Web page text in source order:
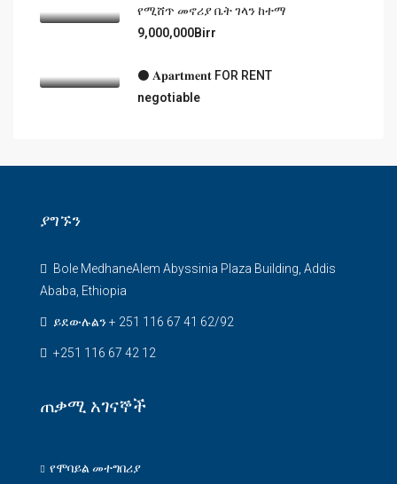
የሚሸጥ መኖሪያ ቤት ገላን ከተማ
9,000,000Birr
⚫️ 𝐀𝐩𝐚𝐫𝐭𝐦𝐞𝐧𝐭 FOR RENT
negotiable
ያግኙን
Bole MedhaneAlem Abyssinia Plaza Building, Addis
Ababa, Ethiopia
ይደውሉልን + 251 116 67 41 62/92
+251 116 67 42 12
ጠቃሚ አገናኞች
የሞባይል መተግበሪያ